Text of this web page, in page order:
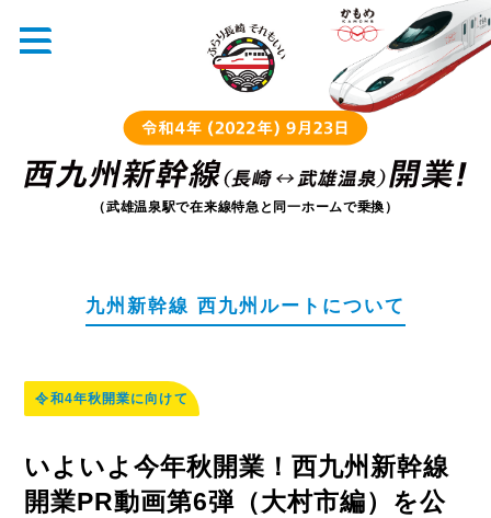
（武雄温泉駅で在来線特急と同一ホームで乗換）
九州新幹線 西九州ルートについて
令和4年秋開業に向けて
いよいよ今年秋開業！西九州新幹線
開業PR動画第6弾（大村市編）を公